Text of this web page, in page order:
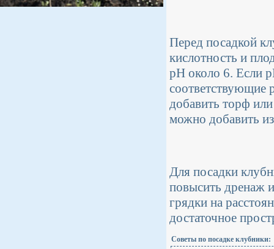
Перед посадкой
кислотность и
pH около 6. Если
соответствующие
добавить торф
можно добавить
Для посадки
повысить дренаж
грядки на
достаточное
Советы по посадке клубники: